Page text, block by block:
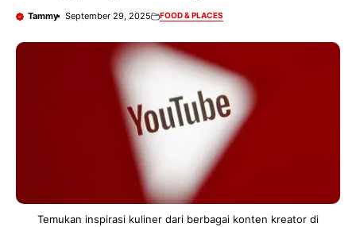
Tammy September 29, 2025 FOOD & PLACES
Temukan inspirasi kuliner dari berbagai konten kreator di